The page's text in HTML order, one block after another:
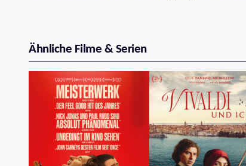
Ähnliche Filme & Serien